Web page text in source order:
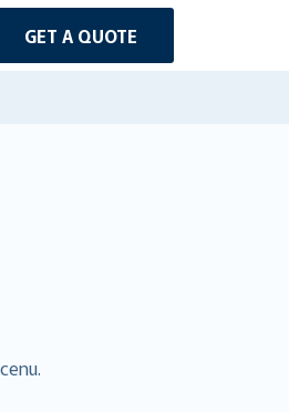
GET A QUOTE